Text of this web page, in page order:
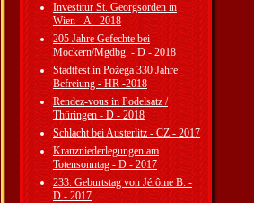
Investitur St. Georgsorden in
Wien - A - 2018
205 Jahre Gefechte bei
Möckern/Mgdbg. - D - 2018
Stadtfest in Požega 330 Jahre
Befreiung - HR -2018
Rendez-vous in Podelsatz /
Thüringen - D - 2018
Schlacht bei Austerlitz - CZ - 2017
Kranzniederlegungen am
Totensonntag - D - 2017
233. Geburtstag von Jérôme B. -
D - 2017